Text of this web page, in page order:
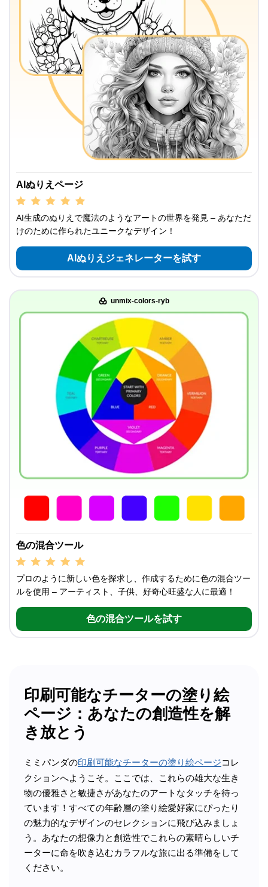
AIぬりえページ
AI生成のぬりえで魔法のようなアートの世界を発見 – あなただ
けのために作られたユニークなデザイン！
AIぬりえジェネレーターを試す
unmix-colors-ryb
色の混合ツール
プロのように新しい色を探求し、作成するために色の混合ツー
ルを使用 – アーティスト、子供、好奇心旺盛な人に最適！
色の混合ツールを試す
印刷可能なチーターの塗り絵
ページ：あなたの創造性を解
き放とう
ミミパンダの印刷可能なチーターの塗り絵ページコレ
クションへようこそ。ここでは、これらの雄大な生き
物の優雅さと敏捷さがあなたのアートなタッチを待っ
ています！すべての年齢層の塗り絵愛好家にぴったり
の魅力的なデザインのセレクションに飛び込みましょ
う。あなたの想像力と創造性でこれらの素晴らしいチ
ーターに命を吹き込むカラフルな旅に出る準備をして
ください。